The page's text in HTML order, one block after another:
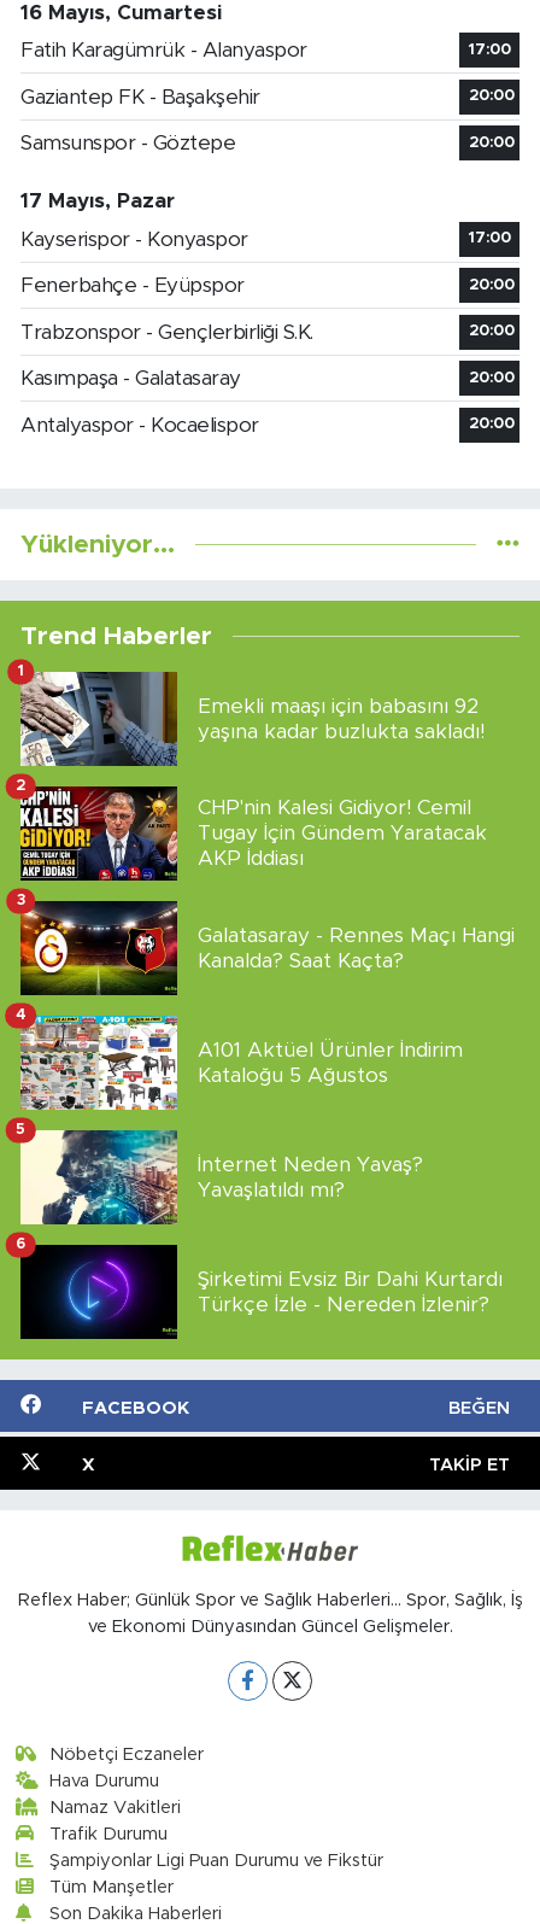
16 Mayıs, Cumartesi
Fatih Karagümrük - Alanyaspor
17:00
Gaziantep FK - Başakşehir 20:00
Samsunspor - Göztepe 20:00
17 Mayıs, Pazar
Kayserispor - Konyaspor
17:00
Fenerbahçe - Eyüpspor 20:00
Trabzonspor - Gençlerbirliği S.K. 20:00
Kasımpaşa - Galatasaray 20:00
Antalyaspor - Kocaelispor 20:00
Yükleniyor...
Trend Haberler
Emekli maaşı için babasını 92
yaşına kadar buzlukta sakladı!
1
CHP'nin Kalesi Gidiyor! Cemil
Tugay İçin Gündem Yaratacak
AKP İddiası
2
Galatasaray - Rennes Maçı Hangi
Kanalda? Saat Kaçta?
3
A101 Aktüel Ürünler İndirim
Kataloğu 5 Ağustos
4
İnternet Neden Yavaş?
Yavaşlatıldı mı?
5
Şirketimi Evsiz Bir Dahi Kurtardı
Türkçe İzle - Nereden İzlenir?
6
FACEBOOK BEĞEN
X TAKIP ET
Reflex Haber; Günlük Spor ve Sağlık Haberleri... Spor, Sağlık, İş
ve Ekonomi Dünyasından Güncel Gelişmeler.
Nöbetçi Eczaneler
Hava Durumu
Namaz Vakitleri
Trafik Durumu
Şampiyonlar Ligi Puan Durumu ve Fikstür
Tüm Manşetler
Son Dakika Haberleri